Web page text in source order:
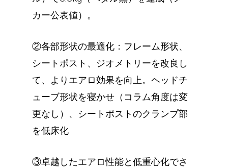
カー公表値）。
②各部形状の最適化：フレーム形状、
シートポスト、ジオメトリーを改良し
て、よりエアロ効果を向上。ヘッドチ
ューブ形状を寝かせ（コラム角度は変
更なし）、シートポストのクランプ部
を低床化
③卓越したエアロ性能と低重心化でさ